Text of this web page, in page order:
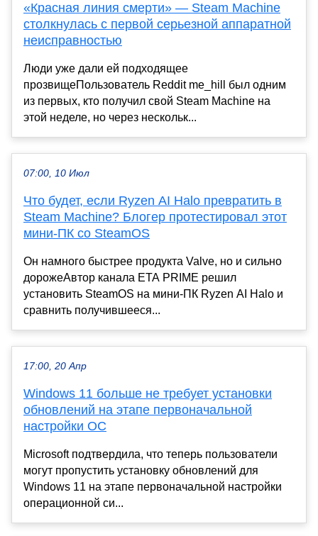
«Красная линия смерти» — Steam Machine
столкнулась с первой серьезной аппаратной
неисправностью
Люди уже дали ей подходящее
прозвищеПользователь Reddit me_hill был одним
из первых, кто получил свой Steam Machine на
этой неделе, но через нескольк...
07:00, 10 Июл
Что будет, если Ryzen AI Halo превратить в
Steam Machine? Блогер протестировал этот
мини-ПК со SteamOS
Он намного быстрее продукта Valve, но и сильно
дорожеАвтор канала ETA PRIME решил
установить SteamOS на мини-ПК Ryzen AI Halo и
сравнить получившееся...
17:00, 20 Апр
Windows 11 больше не требует установки
обновлений на этапе первоначальной
настройки ОС
Microsoft подтвердила, что теперь пользователи
могут пропустить установку обновлений для
Windows 11 на этапе первоначальной настройки
операционной си...